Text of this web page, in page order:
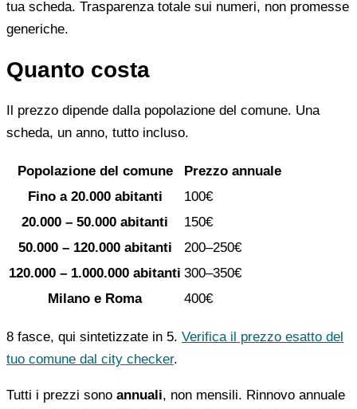
tua scheda. Trasparenza totale sui numeri, non promesse
generiche.
Quanto costa
Il prezzo dipende dalla popolazione del comune. Una
scheda, un anno, tutto incluso.
Popolazione del comune
Prezzo annuale
Fino a 20.000 abitanti
100€
20.000 – 50.000 abitanti
150€
50.000 – 120.000 abitanti
200–250€
120.000 – 1.000.000 abitanti 300–350€
Milano e Roma
400€
8 fasce, qui sintetizzate in 5. Verifica il prezzo esatto del
tuo comune dal city checker.
Tutti i prezzi sono annuali, non mensili. Rinnovo annuale